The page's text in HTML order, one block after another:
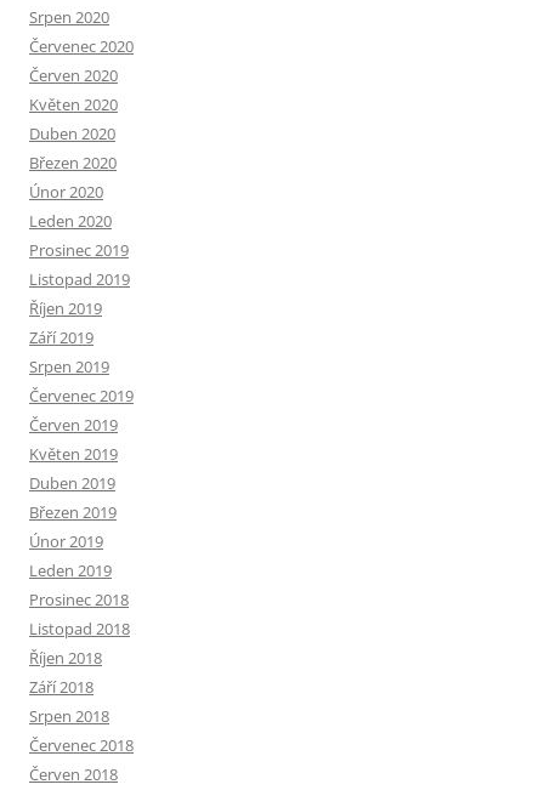
Srpen 2020
Červenec 2020
Červen 2020
Květen 2020
Duben 2020
Březen 2020
Únor 2020
Leden 2020
Prosinec 2019
Listopad 2019
Říjen 2019
Září 2019
Srpen 2019
Červenec 2019
Červen 2019
Květen 2019
Duben 2019
Březen 2019
Únor 2019
Leden 2019
Prosinec 2018
Listopad 2018
Říjen 2018
Září 2018
Srpen 2018
Červenec 2018
Červen 2018